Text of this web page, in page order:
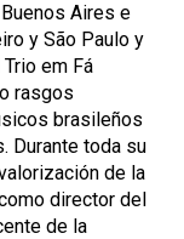
Aires e
y São Paulo y
Trio em Fá
rasgos
brasileños
Durante toda su
de la
director del
de la